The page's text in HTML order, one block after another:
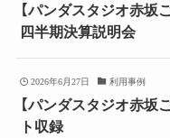
【パンダスタジオ赤坂
四半期決算説明会
2026年6月27日 利用事例
【パンダスタジオ赤坂
ト収録